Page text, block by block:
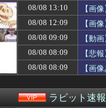
自炊するようにな
【驚愕】人生で初め
SNSで知り合った
【悲報】熊本避難
【トラウマ】映画・
ヤフオクで「気持ち
【ｼｺ画像】巨乳女
【画像】隣家の室
【悲報】ショートス
08/08 13:10
【画
08/08 12:09
【画
08/08 09:09
【動
08/08 08:09
【悲
08/08 08:09
【画
ラビット速報